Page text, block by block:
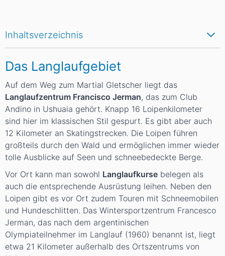
Inhaltsverzeichnis
Das Langlaufgebiet
Auf dem Weg zum Martial Gletscher liegt das
Langlaufzentrum Francisco Jerman, das zum Club
Andino in Ushuaia gehört. Knapp 16 Loipenkilometer
sind hier im klassischen Stil gespurt. Es gibt aber auch
12 Kilometer an Skatingstrecken. Die Loipen führen
großteils durch den Wald und ermöglichen immer wieder
tolle Ausblicke auf Seen und schneebedeckte Berge.
Vor Ort kann man sowohl Langlaufkurse belegen als
auch die entsprechende Ausrüstung leihen. Neben den
Loipen gibt es vor Ort zudem Touren mit Schneemobilen
und Hundeschlitten. Das Wintersportzentrum Francesco
Jerman, das nach dem argentinischen
Olympiateilnehmer im Langlauf (1960) benannt ist, liegt
etwa 21 Kilometer außerhalb des Ortszentrums von